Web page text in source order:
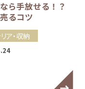
ら手放せる！？
るコツ
ア・収納